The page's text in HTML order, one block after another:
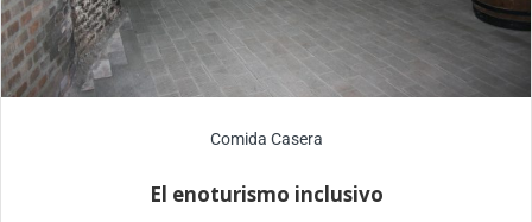
Comida Casera
El enoturismo inclusivo